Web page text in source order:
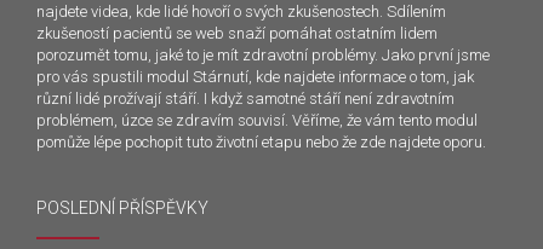
najdete videa, kde lidé hovoří o svých zkušenostech. Sdílením
zkušeností pacientů se web snaží pomáhat ostatním lidem
porozumět tomu, jaké to je mít zdravotní problémy. Jako první jsme
pro vás spustili modul Stárnutí, kde najdete informace o tom, jak
různí lidé prožívají stáří. I když samotné stáří není zdravotním
problémem, úzce se zdravím souvisí. Věříme, že vám tento modul
pomůže lépe pochopit tuto životní etapu nebo že zde najdete oporu.
POSLEDNÍ PŘÍSPĚVKY